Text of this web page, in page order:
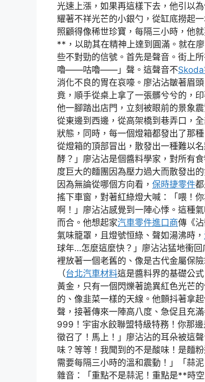
光速上漲，如果再這樣下去，他引以
耀著不祥光芒的小銀勺，從缸底撈起
照顧得像稀世珍寶，每隔三小時，他
**，以助其在精神上達到圓滿。就在
些不對勁的信號。首先是聲音。街上
嚕——咕嚕——」聲。這聲音不
消化不良的胃在哀嚎。廖沾沾皺著眉
竟，順手從桌上拿了一張髒兮兮的，
他一腳踏出店門，立刻被眼前的景象震
從東邊到西邊，從高架橋到巷弄口，
狀態，同時，每一個燈箱都發出了那
從燈箱的頂部冒出，散發出一種難以
酵？」廖沾沾是個醬料學家，對所有
度巨大的麵團因為壓力過大而散發出
因為無論從哪個方向看， 保時捷零件
搖下車窗，對著紅綠燈大喊：「喂！
啊！」廖沾沾感覺到一陣心悸。這種
而合。他想起家汽車零件進口商傳《
氣味籠罩，且燈號恒綠、聲如湯沸時，
球年…怎麼這麼快？」廖沾沾猛地衝
裡放著一個老舊的、像是古代金屬保
（台北汽車材料這是醬料界的基礎公
黃金，只有一個閃爍著詭異紅色光芒
的、像韭菜一樣的天線。他顫抖著拿
聲，接著傳來一陣高八度、急促且充
999！宇宙水餃聯盟特級特務！你那
徵召了！馬上！」廖沾沾的耳朵被這
味？等等！我聞到的不是酸味！是麵
需要每隔三小時的溫和震動！」「蒜
雜音：「重點不是蒜泥！重點是**時